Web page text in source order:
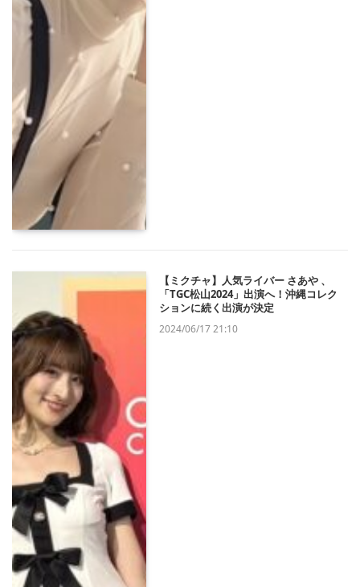
【ミクチャ】人気ライバー さあや 、
「TGC松山2024」出演へ！沖縄コレク
ションに続く出演が決定
2024/06/17 21:10